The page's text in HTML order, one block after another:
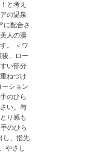
と考え
の温泉
に配合さ
人の湯
。 ＜ワ
、ロー
い部分
ねづけ
ション
のひら
い。与
り感も
のひら
し、指先
やさし